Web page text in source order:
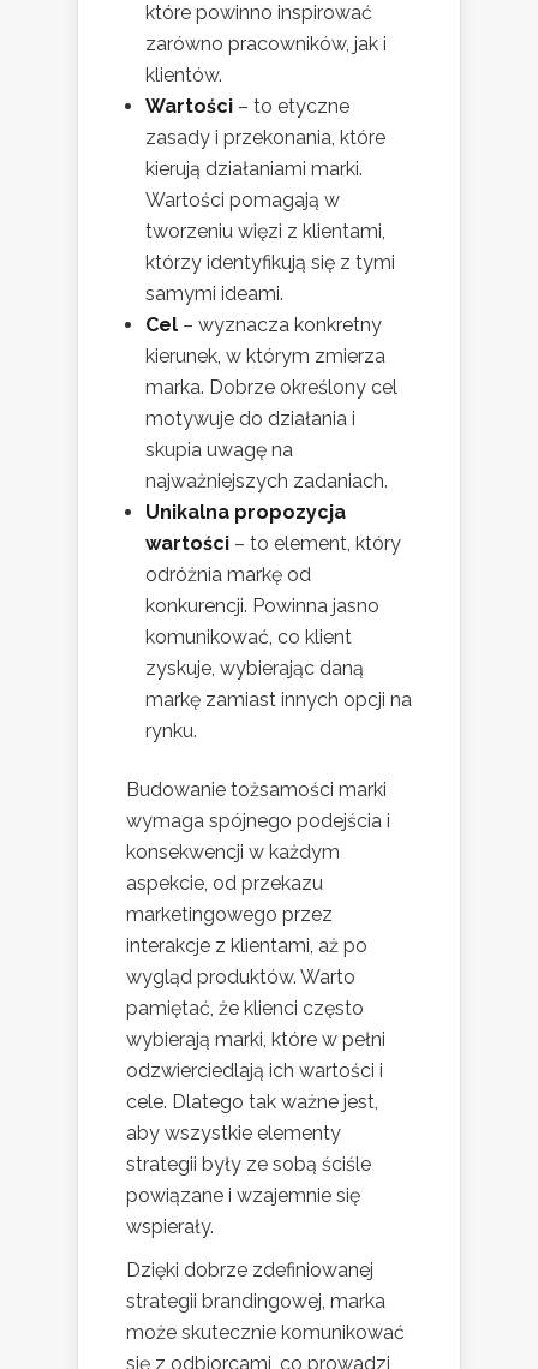
które powinno inspirować
zarówno pracowników, jak i
klientów.
Wartości – to etyczne
zasady i przekonania, które
kierują działaniami marki.
Wartości pomagają w
tworzeniu więzi z klientami,
którzy identyfikują się z tymi
samymi ideami.
Cel – wyznacza konkretny
kierunek, w którym zmierza
marka. Dobrze określony cel
motywuje do działania i
skupia uwagę na
najważniejszych zadaniach.
Unikalna propozycja
wartości – to element, który
odróżnia markę od
konkurencji. Powinna jasno
komunikować, co klient
zyskuje, wybierając daną
markę zamiast innych opcji na
rynku.
Budowanie tożsamości marki
wymaga spójnego podejścia i
konsekwencji w każdym
aspekcie, od przekazu
marketingowego przez
interakcje z klientami, aż po
wygląd produktów. Warto
pamiętać, że klienci często
wybierają marki, które w pełni
odzwierciedlają ich wartości i
cele. Dlatego tak ważne jest,
aby wszystkie elementy
strategii były ze sobą ściśle
powiązane i wzajemnie się
wspierały.
Dzięki dobrze zdefiniowanej
strategii brandingowej, marka
może skutecznie komunikować
się z odbiorcami, co prowadzi